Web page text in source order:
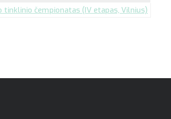
čempionatas (IV etapas, Vilnius)